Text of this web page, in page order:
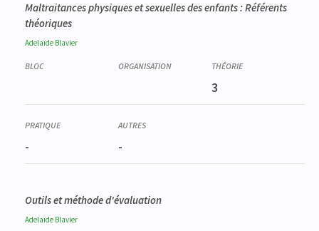
Maltraitances physiques et sexuelles des enfants : Référents
théoriques
Adelaïde Blavier
3
- -
Outils et méthode d'évaluation
Adelaïde Blavier